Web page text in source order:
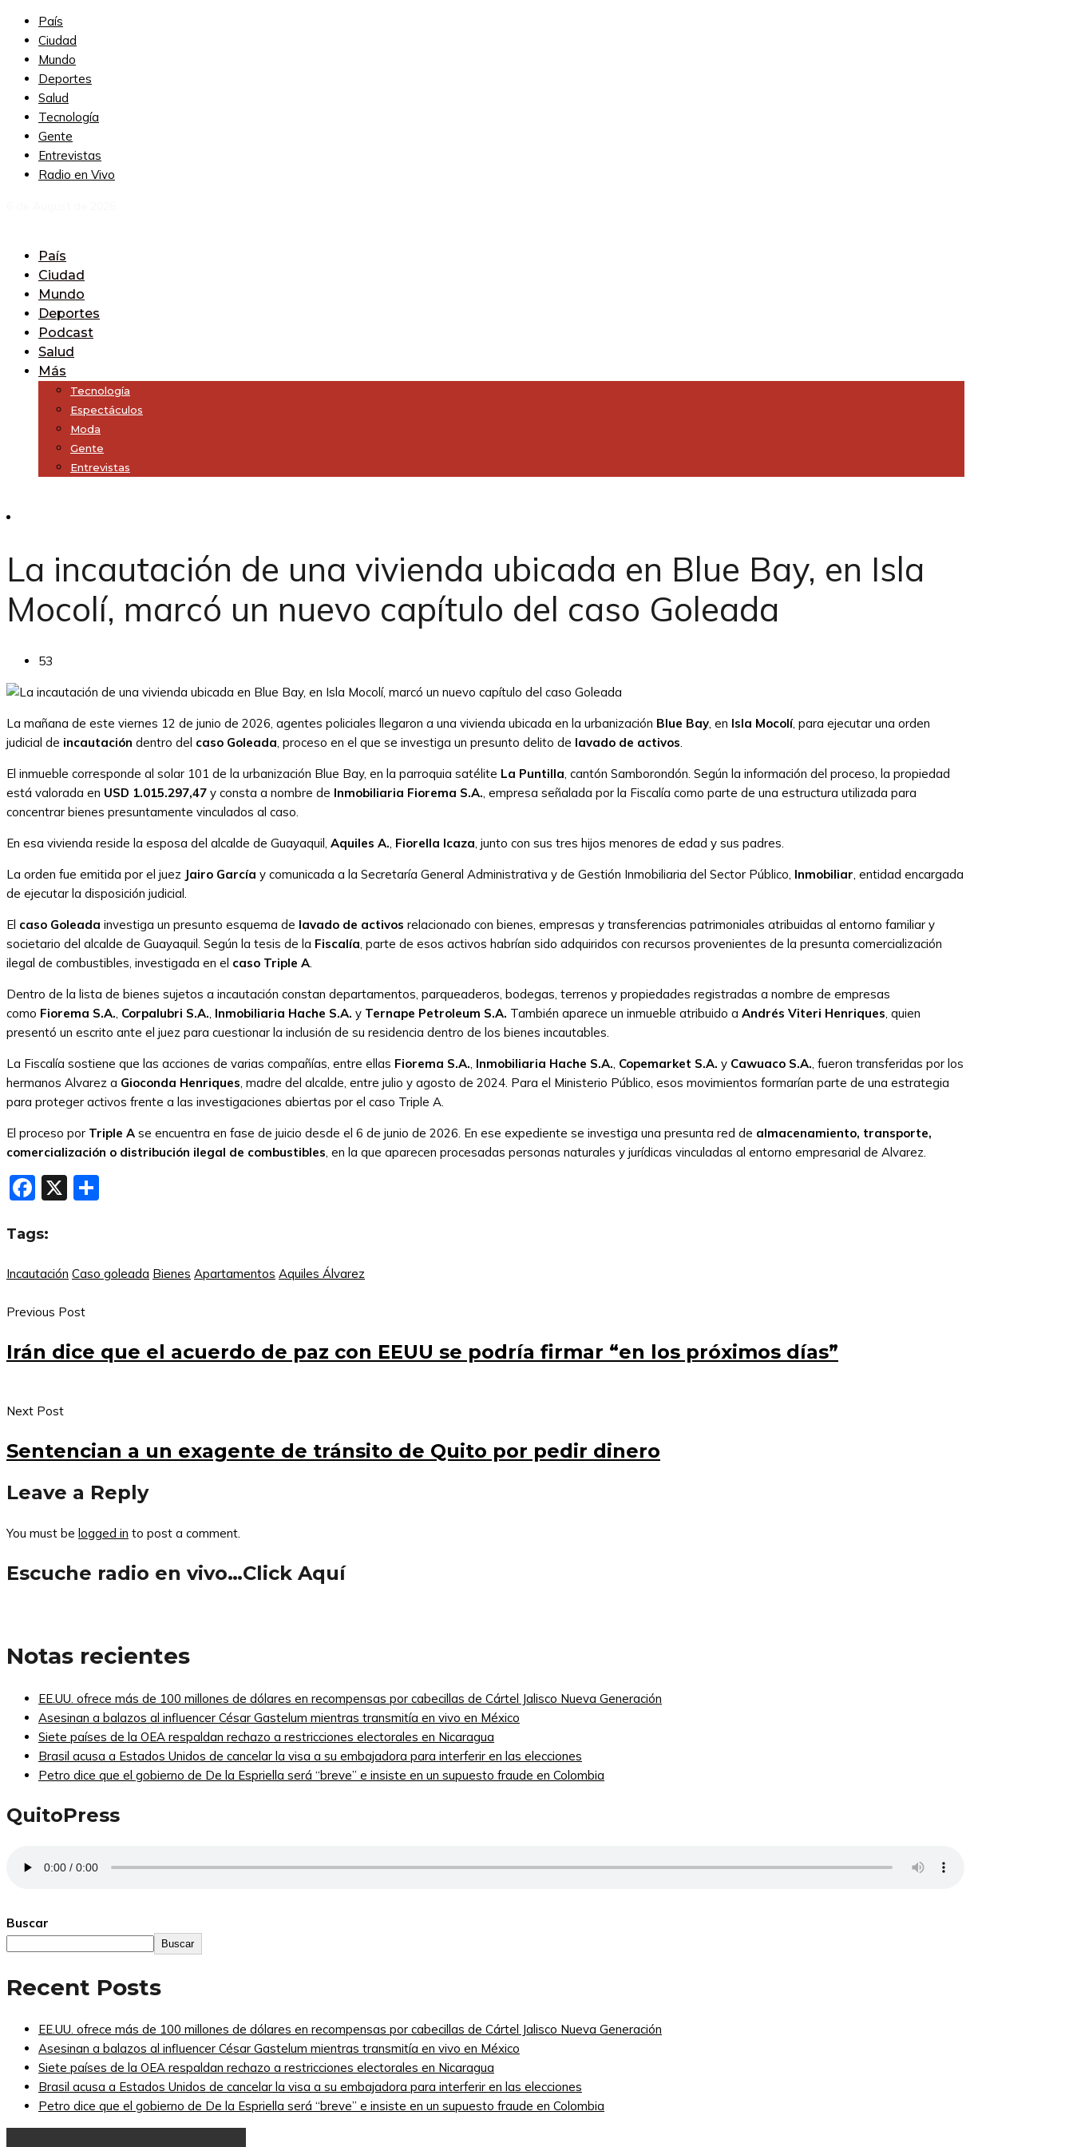
País
Ciudad
Mundo
Deportes
Salud
Tecnología
Gente
Entrevistas
Radio en Vivo
País
Ciudad
Mundo
Deportes
Podcast
Salud
Más
Tecnología
Espectáculos
Moda
Gente
Entrevistas
La incautación de una vivienda ubicada en Blue Bay, en Isla
Mocolí, marcó un nuevo capítulo del caso Goleada
53
La mañana de este viernes 12 de junio de 2026, agentes policiales llegaron a una vivienda ubicada en la urbanización Blue Bay, en Isla Mocolí, para ejecutar una orden
judicial de incautación dentro del caso Goleada, proceso en el que se investiga un presunto delito de lavado de activos.
El inmueble corresponde al solar 101 de la urbanización Blue Bay, en la parroquia satélite La Puntilla, cantón Samborondón. Según la información del proceso, la propiedad
está valorada en USD 1.015.297,47 y consta a nombre de Inmobiliaria Fiorema S.A., empresa señalada por la Fiscalía como parte de una estructura utilizada para
concentrar bienes presuntamente vinculados al caso.
En esa vivienda reside la esposa del alcalde de Guayaquil, Aquiles A., Fiorella Icaza, junto con sus tres hijos menores de edad y sus padres.
La orden fue emitida por el juez Jairo García y comunicada a la Secretaría General Administrativa y de Gestión Inmobiliaria del Sector Público, Inmobiliar, entidad encargada
de ejecutar la disposición judicial.
El caso Goleada investiga un presunto esquema de lavado de activos relacionado con bienes, empresas y transferencias patrimoniales atribuidas al entorno familiar y
societario del alcalde de Guayaquil. Según la tesis de la Fiscalía, parte de esos activos habrían sido adquiridos con recursos provenientes de la presunta comercialización
ilegal de combustibles, investigada en el caso Triple A.
Dentro de la lista de bienes sujetos a incautación constan departamentos, parqueaderos, bodegas, terrenos y propiedades registradas a nombre de empresas
como Fiorema S.A., Corpalubri S.A., Inmobiliaria Hache S.A. y Ternape Petroleum S.A. También aparece un inmueble atribuido a Andrés Viteri Henriques, quien
presentó un escrito ante el juez para cuestionar la inclusión de su residencia dentro de los bienes incautables.
La Fiscalía sostiene que las acciones de varias compañías, entre ellas Fiorema S.A., Inmobiliaria Hache S.A., Copemarket S.A. y Cawuaco S.A., fueron transferidas por los
hermanos Alvarez a Gioconda Henriques, madre del alcalde, entre julio y agosto de 2024. Para el Ministerio Público, esos movimientos formarían parte de una estrategia
para proteger activos frente a las investigaciones abiertas por el caso Triple A.
El proceso por Triple A se encuentra en fase de juicio desde el 6 de junio de 2026. En ese expediente se investiga una presunta red de almacenamiento, transporte,
comercialización o distribución ilegal de combustibles, en la que aparecen procesadas personas naturales y jurídicas vinculadas al entorno empresarial de Alvarez.
Facebook
X
Tags:
Incautación Caso goleada Bienes Apartamentos Aquiles Álvarez
Previous Post
Irán dice que el acuerdo de paz con EEUU se podría firmar “en los próximos días”
Next Post
Sentencian a un exagente de tránsito de Quito por pedir dinero
Leave a Reply
You must be logged in to post a comment.
Escuche radio en vivo…Click Aquí
Notas recientes
EE.UU. ofrece más de 100 millones de dólares en recompensas por cabecillas de Cártel Jalisco Nueva Generación
Asesinan a balazos al influencer César Gastelum mientras transmitía en vivo en México
Siete países de la OEA respaldan rechazo a restricciones electorales en Nicaragua
Brasil acusa a Estados Unidos de cancelar la visa a su embajadora para interferir en las elecciones
Petro dice que el gobierno de De la Espriella será “breve” e insiste en un supuesto fraude en Colombia
QuitoPress
Buscar
Buscar
Recent Posts
EE.UU. ofrece más de 100 millones de dólares en recompensas por cabecillas de Cártel Jalisco Nueva Generación
Asesinan a balazos al influencer César Gastelum mientras transmitía en vivo en México
Siete países de la OEA respaldan rechazo a restricciones electorales en Nicaragua
Brasil acusa a Estados Unidos de cancelar la visa a su embajadora para interferir en las elecciones
Petro dice que el gobierno de De la Espriella será “breve” e insiste en un supuesto fraude en Colombia